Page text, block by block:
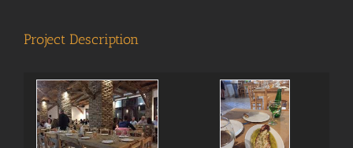
Project Description